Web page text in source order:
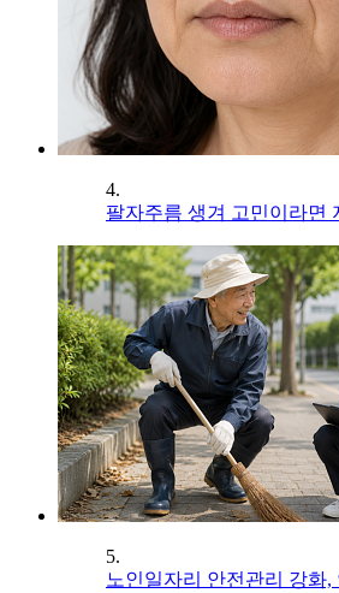
4.
팔자주름 생겨 고민이라면
5.
노인일자리 안전관리 강화,